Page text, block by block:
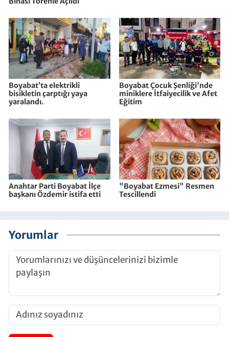
Boyabat’ta elektrikli
bisikletin çarptığı yaya
yaralandı.
Boyabat Çocuk Şenliği'nde
miniklere İtfaiyecilik ve Afet
Eğitim
Anahtar Parti Boyabat İlçe
başkanı Özdemir istifa etti
"Boyabat Ezmesi" Resmen
Tescillendi
Yorumlar